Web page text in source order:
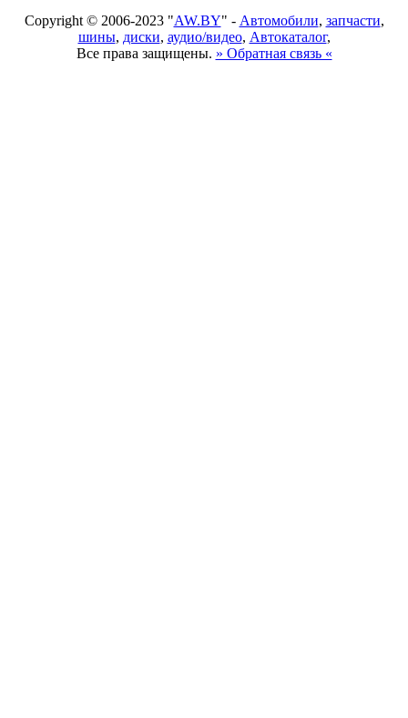
Copyright © 2006-2023 "AW.BY" - Автомобили, запчасти,
шины, диски, аудио/видео, Автокаталог,
Все права защищены. » Обратная связь «